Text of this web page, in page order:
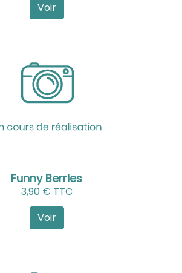
Voir
Funny Berries
3,90 € TTC
Voir